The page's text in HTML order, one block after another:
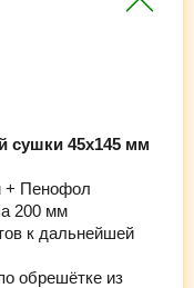
сушки 45х145 мм
+ Пенофол
200 мм
к дальнейшей
обрешётке из